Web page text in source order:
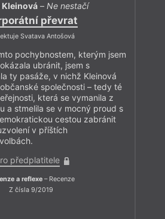
Kleinová – Ne nestačí
převrat
Svatava Antošová
pochybnostem, kterým jsem
ubránit, jsem s
ty pasáže, v nichž Kleinová
společnosti – tedy té
která se vymanila z
a stmelila se v mocný proud s
cestou zabránit
v příštích
předplatitele
a reflexe– Recenze
Z čísla 9/2019